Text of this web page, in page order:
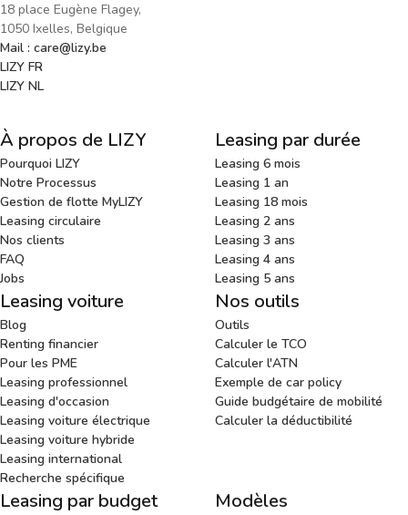
18 place Eugène Flagey,
1050 Ixelles, Belgique
Mail : care@lizy.be
LIZY FR
LIZY NL
À propos de LIZY
Pourquoi LIZY
Notre Processus
Gestion de flotte MyLIZY
Leasing circulaire
Nos clients
FAQ
Jobs
Leasing par durée
Leasing 6 mois
Leasing 1 an
Leasing 18 mois
Leasing 2 ans
Leasing 3 ans
Leasing 4 ans
Leasing 5 ans
Leasing voiture
Blog
Renting financier
Pour les PME
Leasing professionnel
Leasing d'occasion
Leasing voiture électrique
Leasing voiture hybride
Leasing international
Recherche spécifique
Nos outils
Outils
Calculer le TCO
Calculer l'ATN
Exemple de car policy
Guide budgétaire de mobilité
Calculer la déductibilité
Leasing par budget Modèles